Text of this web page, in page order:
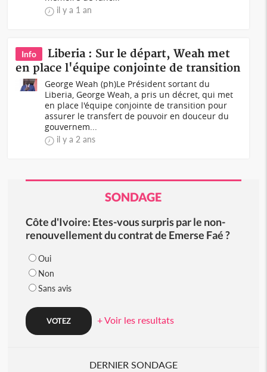
il y a 1 an
Info
Liberia : Sur le départ, Weah met
en place l'équipe conjointe de transition
George Weah (ph)Le Président sortant du
Liberia, George Weah, a pris un décret, qui met
en place l'équipe conjointe de transition pour
assurer le transfert de pouvoir en douceur du
gouvernem...
il y a 2 ans
SONDAGE
Côte d'Ivoire: Etes-vous surpris par le non-
renouvellement du contrat de Emerse Faé ?
Oui
Non
Sans avis
+ Voir les resultats
DERNIER SONDAGE